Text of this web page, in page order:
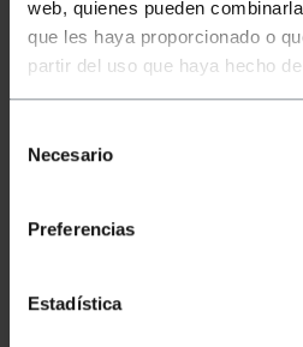
web, quienes pueden
que les haya proporcionado o
partir del uso que haya hecho
Necesario
Preferencias
Estadística
Peso bruto: 10 g
Clasificación